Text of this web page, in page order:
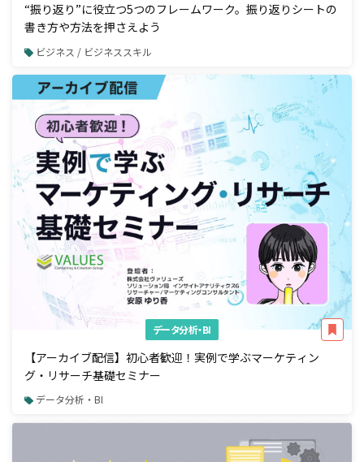
“振り返り”に役立つ5つのフレームワーク。振り返りシートの
書き方や方法を押さえよう
ビジネス / ビジネススキル
データ分析・BI
【アーカイブ配信】初心者歓迎！実例で学ぶマーケティン
グ・リサーチ基礎セミナー
データ分析・BI